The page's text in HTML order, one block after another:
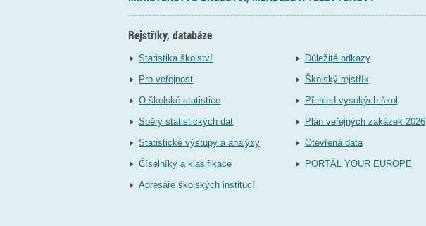
Rejstříky, databáze
Statistika školství
Pro veřejnost
O školské statistice
Sběry statistických dat
Statistické výstupy a analýzy
Číselníky a klasifikace
Adresáře školských institucí
Důležité odkazy
Školský rejstřík
Přehled vysokých škol
Plán veřejných zakázek 2026
Otevřená data
PORTÁL YOUR EUROPE